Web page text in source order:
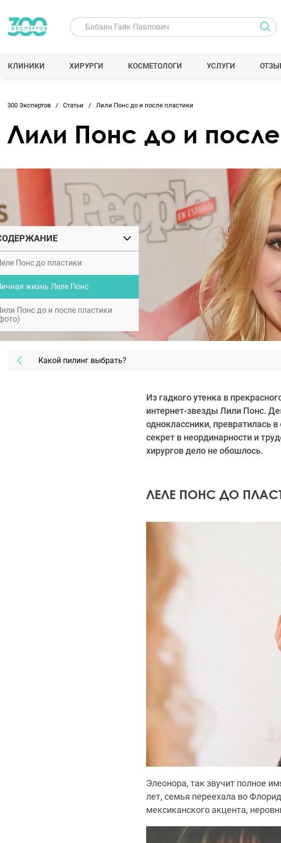
КЛИНИКИ ХИРУРГИ КОСМЕТОЛОГИ УСЛУГИ
Понс до пластики
жизнь Леле Понс
Понс до и после пластики
300 Экспертов Статьи Лили Понс до и после пластики
Лили Понс до и
Какой пилинг выбрать?
Из гадкого утенка в
интернет-звезды Лили Понс.
одноклассники, превратилась
секрет в неординарности и
хирургов дело не обошлось.
ЛЕЛЕ ПОНС ДО
Элеонора, так звучит полное
лет, семья переехала во
мексиканского акцента,